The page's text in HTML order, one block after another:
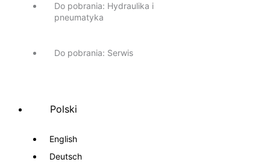
Do pobrania: Hydraulika i
pneumatyka
Do pobrania: Serwis
Polski
English
Deutsch